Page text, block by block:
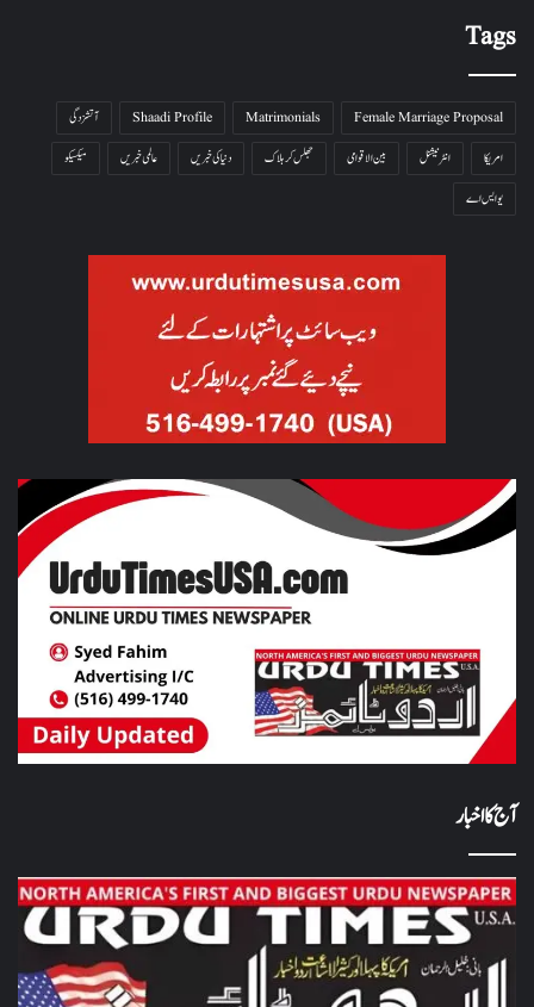
Tags
Female Marriage Proposal
Matrimonials
Shaadi Profile
آتشزدگی
امریکا
انٹرنیشنل بین الاقوامی جھلس کر ہلاک دنیا کی خبریں عالمی خبریں
میکسیکو
یو ایس اے
آج کا اخبار